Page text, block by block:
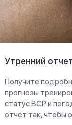
Утренний отчет
Получите
прогнозы
статус ВСР и
отчет так, чтобы